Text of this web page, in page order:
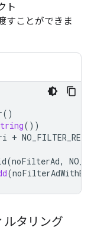
ト
すことができま
()
())
+
(noFilterAd,
(
ルタリング